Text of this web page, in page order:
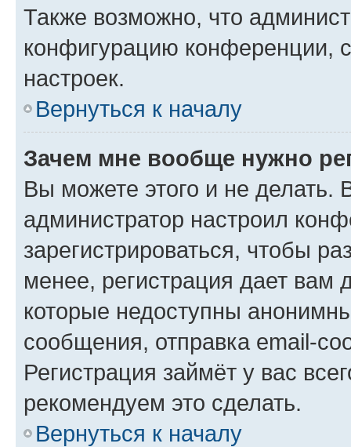
Также возможно, что
конфигурацию конференции,
настроек.
Вернуться к началу
Зачем мне вообще нужно
Вы можете этого и не делать.
администратор настроил
зарегистрироваться, чтобы
менее, регистрация дает вам
которые недоступны
сообщения, отправка email-
Регистрация займёт у вас
рекомендуем это сделать.
Вернуться к началу